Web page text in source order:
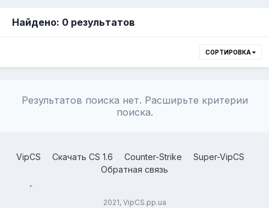
Найдено: 0 результатов
СОРТИРОВКА
Результатов поиска нет. Расширьте критерии
поиска.
VipCS Скачать CS 1.6 Counter-Strike
Super-VipCS
Обратная связь
2021, VipCS.pp.ua